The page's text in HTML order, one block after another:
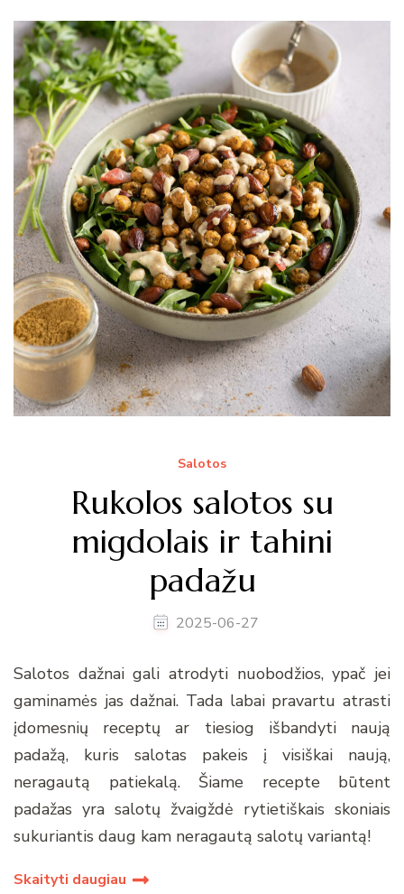
Salotos
Rukolos salotos su
migdolais ir tahini
padažu
2025-06-27
Salotos dažnai gali atrodyti nuobodžios, ypač jei
gaminamės jas dažnai. Tada labai pravartu atrasti
įdomesnių receptų ar tiesiog išbandyti naują
padažą, kuris salotas pakeis į visiškai naują,
neragautą patiekalą. Šiame recepte būtent
padažas yra salotų žvaigždė rytietiškais skoniais
sukuriantis daug kam neragautą salotų variantą!
Skaityti daugiau